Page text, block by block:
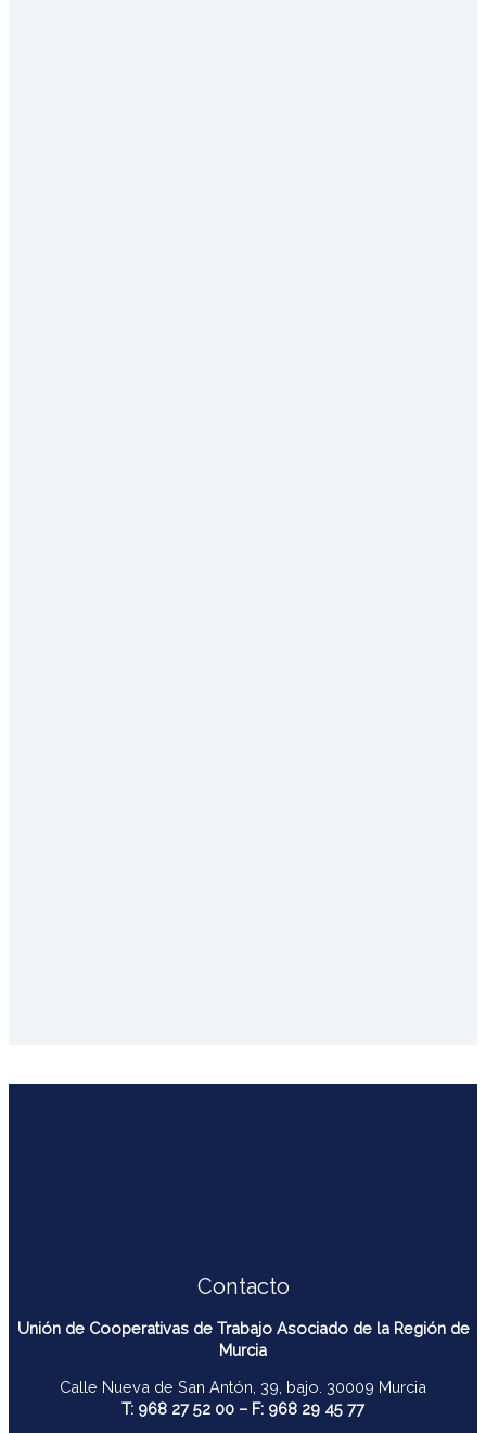
Contacto
Unión de Cooperativas de Trabajo Asociado de la Región de
Murcia
Calle Nueva de San Antón, 39, bajo. 30009 Murcia
T: 968 27 52 00 – F: 968 29 45 77